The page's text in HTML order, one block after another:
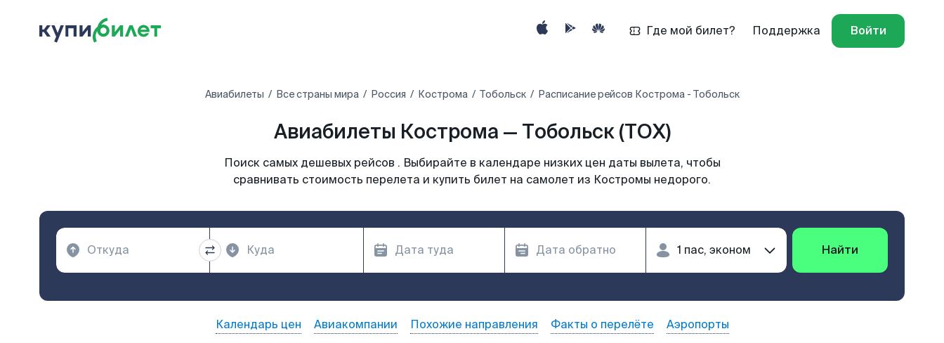
Где мой билет? Поддержка Войти
Авиабилеты Все страны мира Россия Кострома Тобольск Расписание рейсов Кострома - Тобольск
Авиабилеты Кострома — Тобольск (TOX)
Поиск самых дешевых рейсов . Выбирайте в календаре низких цен даты вылета, чтобы
сравнивать стоимость перелета и купить билет на самолет из Костромы недорого.
Найти
Календарь цен Авиакомпании Похожие направления Факты о перелёте Аэропорты